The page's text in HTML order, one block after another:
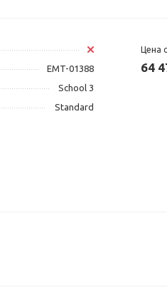
EMT-01388
School 3
Standard
Цена
64